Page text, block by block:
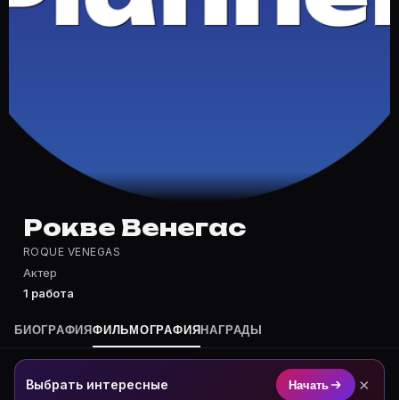
Частые вопросы о Рокве Венегас
Полный список — на Movie Planner: https://movie-
Кто такой(ая) Рокве Венегас?
Рокве Венегас — Актер. Биография и роли на
Где открыть фильмографию Рокве Венегас?
На Movie Planner: https://movie-planner.ru/s/
Рокве Венегас
ROQUE VENEGAS
Актер
1 работа
БИОГРАФИЯФИЛЬМОГРАФИЯ НАГРАДЫ
Выбрать интересные Начать ×